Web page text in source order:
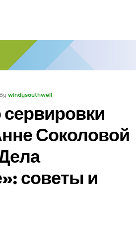
By windysouthwell
сервировки
Соколовой
советы и